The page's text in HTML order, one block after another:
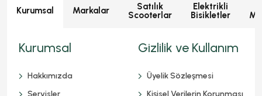
Kurumsal Markalar
Satılık
Scooterlar
Elektrikli
Bisikletler
Kurumsal
Hakkımızda
Servisler
Gizlilik ve Kullanım
Üyelik Sözleşmesi
Kişisel Verilerin Korunması